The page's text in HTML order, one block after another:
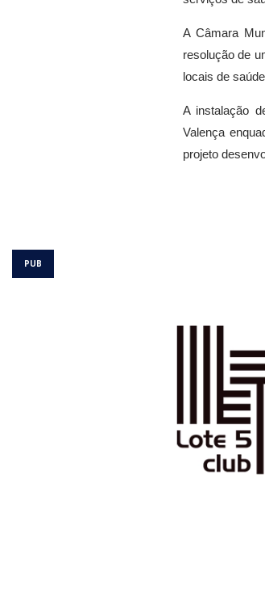
A Câmara
resolução de
locais de
A instalação
Valença
projeto